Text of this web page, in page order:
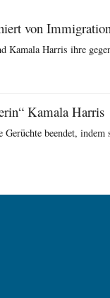
von
Kamala Harris ihre
Kamala Harris
beendet,